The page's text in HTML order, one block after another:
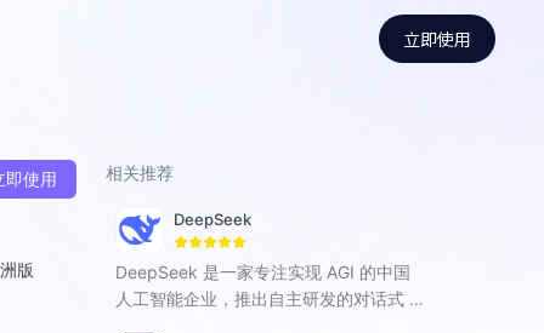
立即使用
即使用
版
相关推荐
DeepSeek
DeepSeek 是一家专注实现 AGI 的中国
人工智能企业，推出自主研发的对话式 A